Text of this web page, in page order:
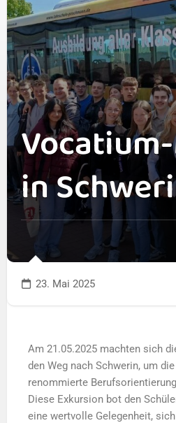
in
23. Mai 2025
Am 21.05.2025 machten sich
den Weg nach Schwerin, um
renommierte
Diese Exkursion bot den
eine wertvolle Gelegenheit,